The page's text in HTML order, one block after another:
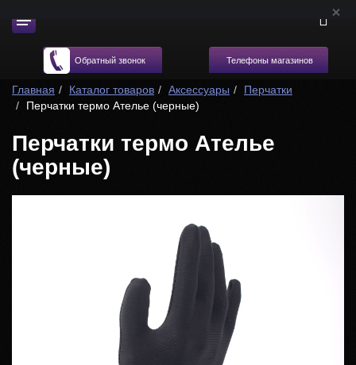
Обратный звонок Телефоны магазинов
Главная Каталог товаров Аксессуары
Перчатки
Перчатки термо Ателье (черные)
Перчатки термо Ателье
(черные)